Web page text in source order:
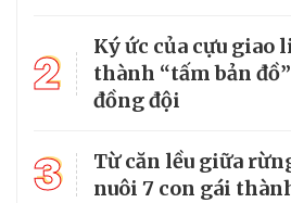
2
Ký ức của cựu giao
thành “tấm bản
đồng đội
3
Từ căn lều giữa
nuôi 7 con gái